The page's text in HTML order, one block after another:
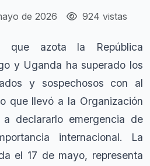
de 2026 924 vistas
azota la República
y Uganda ha superado los
y sospechosos con al
que llevó a la Organización
declararlo emergencia de
internacional. La
el 17 de mayo, representa